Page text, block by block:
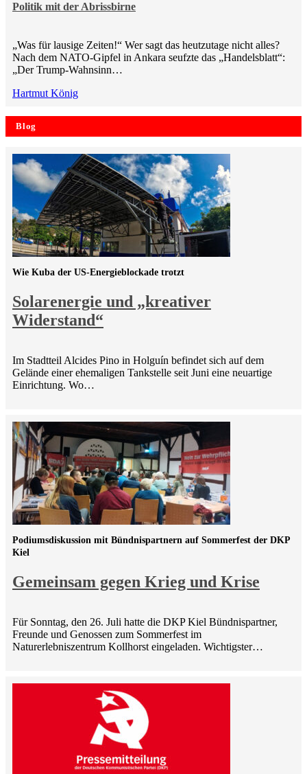
Politik mit der Abrissbirne
„Was für lausige Zeiten!“ Wer sagt das heutzutage nicht alles?
Nach dem NATO-Gipfel in Ankara seufzte das „Handelsblatt“:
„Der Trump-Wahnsinn…
Hartmut König
Blog
Solarenergie und „kreativer
Widerstand“
Wie Kuba der US-Energieblockade trotzt
Im Stadtteil Alcides Pino in Holguín befindet sich auf dem
Gelände einer ehemaligen Tankstelle seit Juni eine neuartige
Einrichtung. Wo…
Gemeinsam gegen Krieg und Krise
Podiumsdiskussion mit Bündnispartnern auf Sommerfest der DKP
Kiel
Für Sonntag, den 26. Juli hatte die DKP Kiel Bündnispartner,
Freunde und Genossen zum Sommerfest im
Naturerlebniszentrum Kollhorst eingeladen. Wichtigster…